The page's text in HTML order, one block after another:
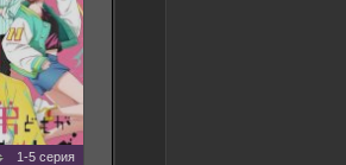
1-5 серия